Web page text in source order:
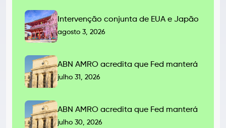
Intervenção conjunta de EUA e Japão
agosto 3, 2026
ABN AMRO acredita que Fed manterá
julho 31, 2026
ABN AMRO acredita que Fed manterá
julho 30, 2026